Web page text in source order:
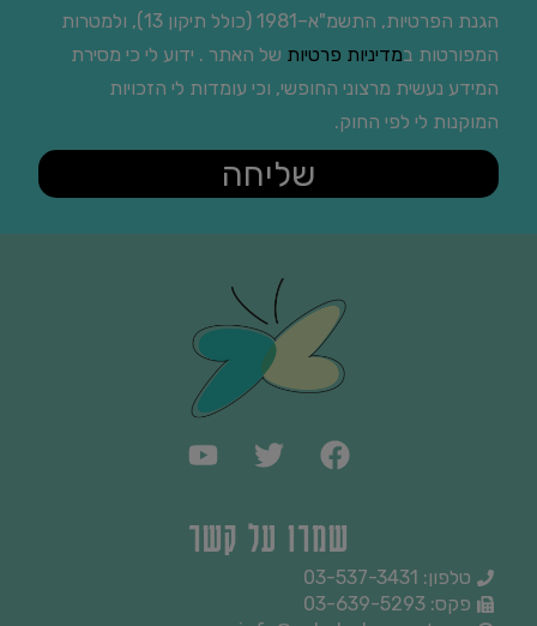
הגנת הפרטיות, התשמ"א–1981 (כולל תיקון 13), ולמטרות
המפורטות במדיניות פרטיות של האתר . ידוע לי כי מסירת
המידע נעשית מרצוני החופשי, וכי עומדות לי הזכויות
המוקנות לי לפי החוק.
שליחה
שמרו על קשר
טלפון: 03-537-3431
פקס: 03-639-5293